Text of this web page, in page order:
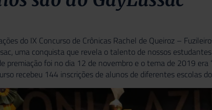
do IX Concurso de Crônicas Rachel de Queiroz –
uma conquista que revela o talento de nossos
premiação foi no dia 12 de novembro e o tema de 2019
recebeu 144 inscrições de alunos de diferentes escolas